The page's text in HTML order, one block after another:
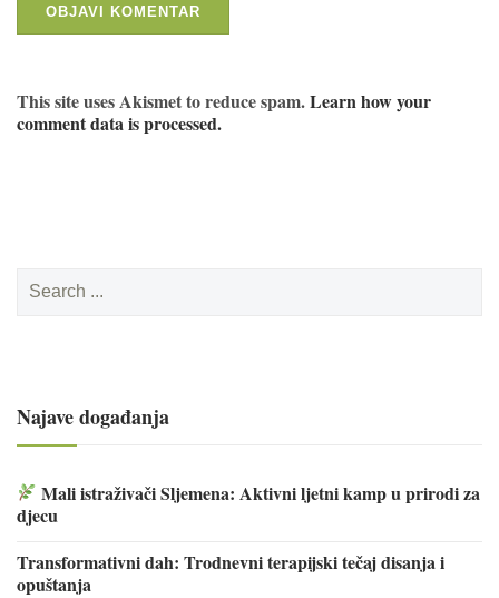
This site uses Akismet to reduce spam.Learn how your
comment data is processed.
Search
for:
Najave događanja
Mali istraživači Sljemena: Aktivni ljetni kamp u prirodi za
djecu
Transformativni dah: Trodnevni terapijski tečaj disanja i
opuštanja